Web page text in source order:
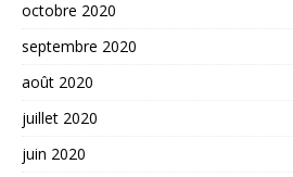
octobre 2020
septembre 2020
août 2020
juillet 2020
juin 2020